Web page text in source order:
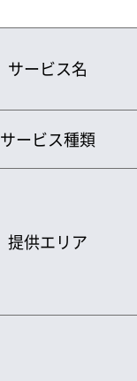
サービス名
サービス種類
提供エリア